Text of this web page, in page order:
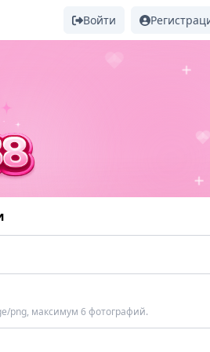
Войти
png, максимум 6 фотографий.